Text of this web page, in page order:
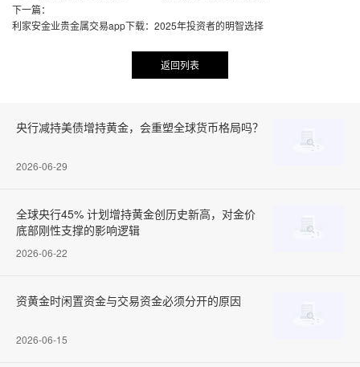
下一篇：
利家安金业贵金属交易app下载：2025年投资者的明智选择
返回列表
央行减持美债增持黄金，会重塑全球货币格局吗？
2026-06-29
全球央行45% 计划增持黄金创历史新高，对金价
底部刚性支撑的影响逻辑
2026-06-22
资黄金时闲置资金与交易资金必须分开的原因
2026-06-15